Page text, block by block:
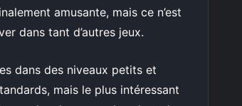
amusante, mais ce n’est
dans tant d’autres jeux.
dans des niveaux petits et
mais le plus intéressant